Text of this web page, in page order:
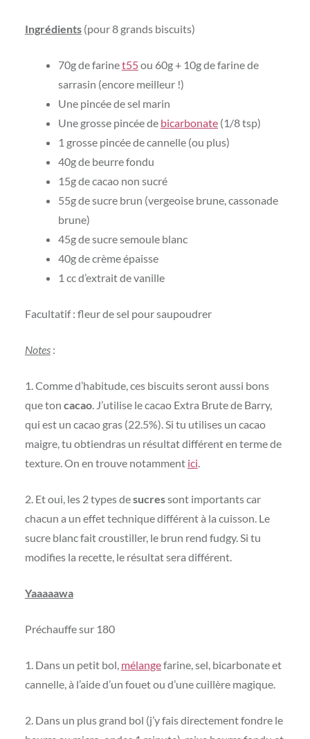
Ingrédients(pour 8 grands biscuits)
70g de farinet55ou 60g + 10g de farine de
sarrasin (encore meilleur !)
Une pincée de sel marin
Une grosse pincée de bicarbonate(1/8 tsp)
1 grosse pincée de cannelle (ou plus)
40g de beurre fondu
15g de cacao non sucré
55g de sucre brun (vergeoise brune, cassonade
brune)
45g de sucre semoule blanc
40g de crème épaisse
1 cc d’extrait de vanille
Facultatif : fleur de sel pour saupoudrer
Notes:
1. Comme d’habitude, ces biscuits seront aussi bons
que ton cacao. J’utilise le cacao Extra Brute de Barry,
qui est un cacao gras (22.5%). Si tu utilises un cacao
maigre, tu obtiendras un résultat différent en terme de
texture. On en trouve notamment ici
2. Et oui, les 2 types desucressont importants car
chacun a un effet technique différent à la cuisson. Le
sucre blanc fait croustiller, le brun rend fudgy. Si tu
modifies la recette, le résultat sera différent.
Yaaaaawa
Préchauffe sur 180
1. Dans un petit bol, mélangefarine, sel, bicarbonate et
cannelle, à l’aide d’un fouet ou d’une cuillère magique.
2. Dans un plus grand bol (j’y fais directement fondre le